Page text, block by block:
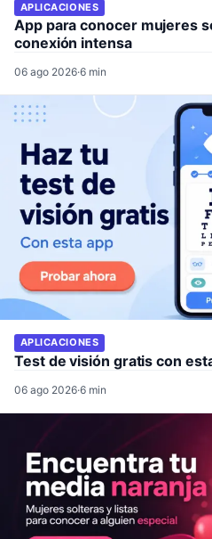
APLICACIONES
App para conocer mujeres
conexión intensa
06 ago 2026·6 min
APLICACIONES
Test de visión gratis con
06 ago 2026·6 min